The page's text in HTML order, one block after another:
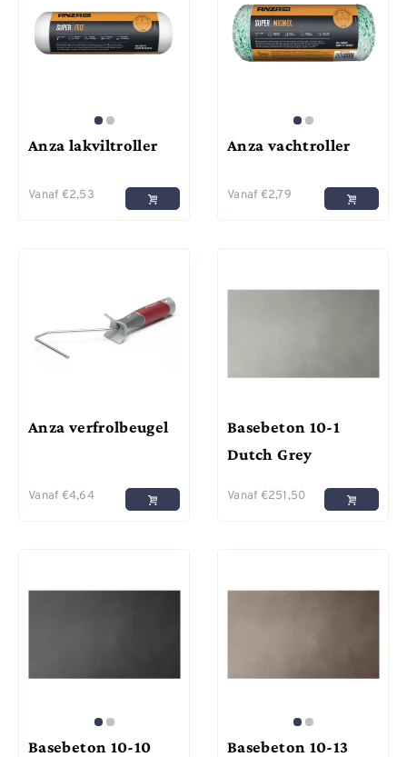
Anza lakviltroller
Vanaf €2,53
Anza vachtroller
Vanaf €2,79
Anza verfrolbeugel
Vanaf €4,64
Basebeton 10-1
Dutch Grey
Vanaf €251,50
Basebeton 10-10
Basebeton 10-13